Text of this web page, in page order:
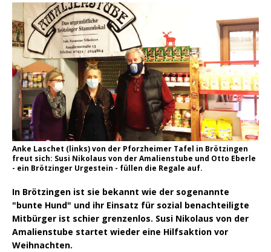
Anke Laschet (links) von der Pforzheimer Tafel in Brötzingen
freut sich: Susi Nikolaus von der Amalienstube und Otto Eberle
- ein Brötzinger Urgestein - füllen die Regale auf.
In Brötzingen ist sie bekannt wie der sogenannte
"bunte Hund" und ihr Einsatz für sozial benachteiligte
Mitbürger ist schier grenzenlos. Susi Nikolaus von der
Amalienstube startet wieder eine Hilfsaktion vor
Weihnachten.